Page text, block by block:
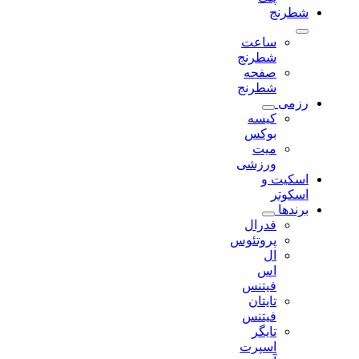
شطرنج
ساعت
شطرنج
صفحه
شطرنج
رزمی
کیسه
بوکس
میت
ورزشی
اسکیت و
اسکوتر
برندها
فدرال
پروتئوس
فیتنس
تایتان
فیتنس
تایگر
اسپرت